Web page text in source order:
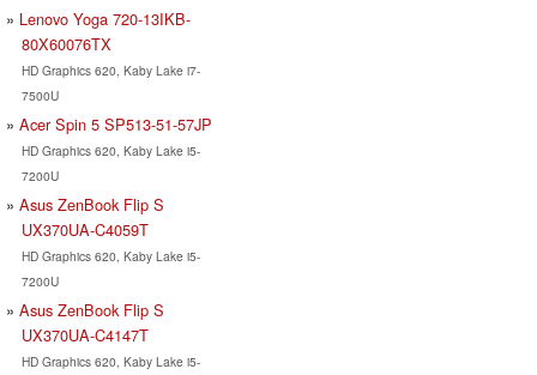
Lenovo Yoga 720-13IKB-
80X60076TX
HD Graphics 620, Kaby Lake i7-
7500U
Acer Spin 5 SP513-51-57JP
HD Graphics 620, Kaby Lake i5-
7200U
Asus ZenBook Flip S
UX370UA-C4059T
HD Graphics 620, Kaby Lake i5-
7200U
Asus ZenBook Flip S
UX370UA-C4147T
HD Graphics 620, Kaby Lake i5-